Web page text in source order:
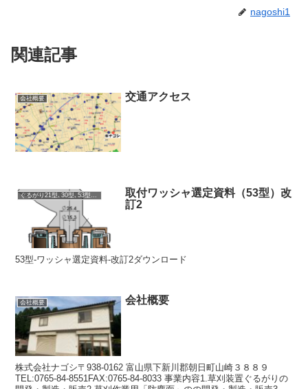
nagoshi1
関連記事
会社概要 交通アクセス
取付ワッシャ選定資料（53型）改
訂2
53型-ワッシャ選定資料-改訂2ダウンロード
会社概要 会社概要
株式会社ナゴシ〒938-0162 富山県下新川郡朝日町山崎３８８９
TEL:0765-84-8551FAX:0765-84-8033 事業内容1.草刈装置ぐるがりの